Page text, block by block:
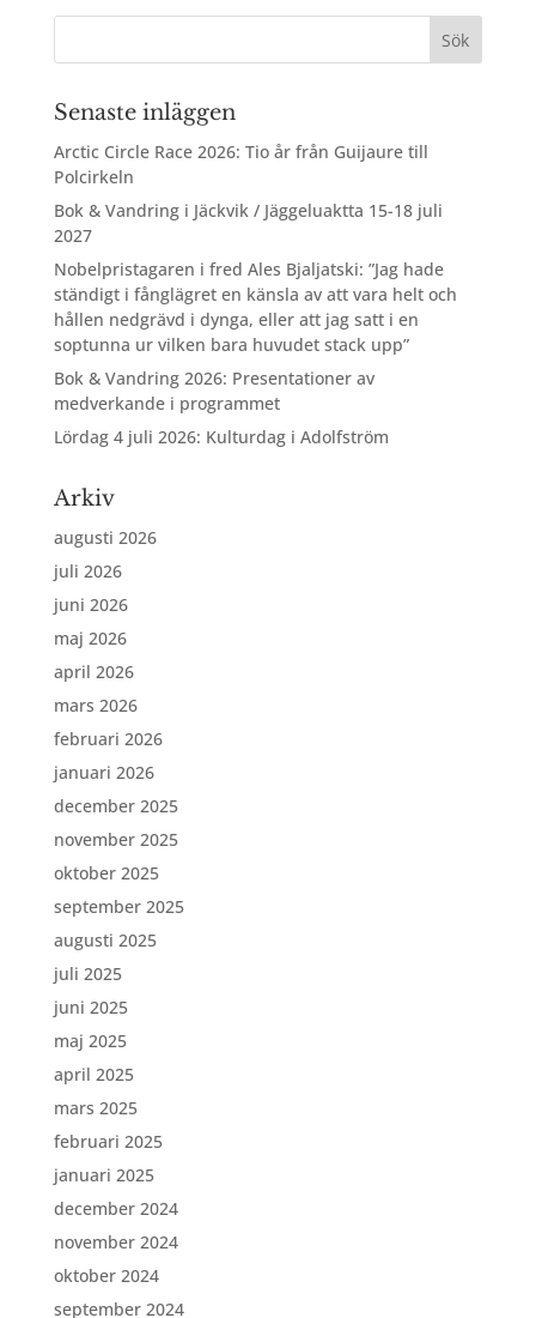
Senaste inläggen
Arctic Circle Race 2026: Tio år från Guijaure till
Polcirkeln
Bok & Vandring i Jäckvik / Jäggeluaktta 15-18 juli
2027
Nobelpristagaren i fred Ales Bjaljatski: ”Jag hade
ständigt i fånglägret en känsla av att vara helt och
hållen nedgrävd i dynga, eller att jag satt i en
soptunna ur vilken bara huvudet stack upp”
Bok & Vandring 2026: Presentationer av
medverkande i programmet
Lördag 4 juli 2026: Kulturdag i Adolfström
Arkiv
augusti 2026
juli 2026
juni 2026
maj 2026
april 2026
mars 2026
februari 2026
januari 2026
december 2025
november 2025
oktober 2025
september 2025
augusti 2025
juli 2025
juni 2025
maj 2025
april 2025
mars 2025
februari 2025
januari 2025
december 2024
november 2024
oktober 2024
september 2024